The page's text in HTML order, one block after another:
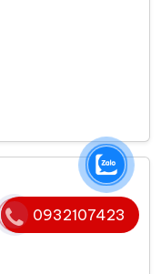
0932107423